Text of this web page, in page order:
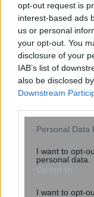
opt-out request is
interest-based ads
us or personal
your opt-out. You
disclosure of your
IAB’s list of
also be disclosed
Downstream
Please note that
not limited to your
grant or deny
consent section.
Personal Data
I want to opt-
personal data.
I want to opt-
Εκτάκτως
τη